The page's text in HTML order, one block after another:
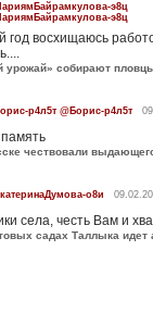
э8ц
э8ц
год восхищаюсь
урожай» собирают
р4л5т @Борис-р4л5т
о8и
села, честь Вам и
садах Таллыка идет